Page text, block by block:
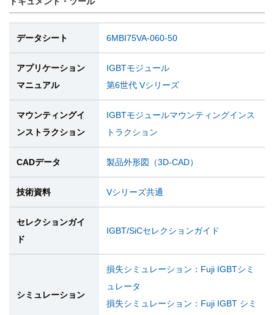
データシート 6MBI75VA-060-50
アプリケーション
マニュアル
IGBTモジュール
第6世代 Vシリーズ
マウンティングイ
ンストラクション
IGBTモジュールマウンティングインス
トラクション
CADデータ 製品外形図（3D-CAD）
技術資料 Vシリーズ共通
セレクションガイ
ド
IGBT/SiCセレクションガイド
シミュレーション
損失シミュレーション：Fuji IGBTシミ
ュレータ
損失シミュレーション：Fuji IGBT シミ